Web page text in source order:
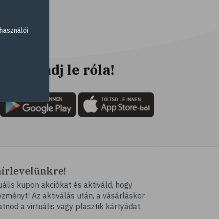
# kalória
# hányinger
# hányás
# utazási betegség
# pihenés
# kikapcsolódás
# Valentin-nap
Ne maradj le róla!
kupon akciókat és aktiváld, hogy
Az aktiválás után, a vásárláskor
a virtuális vagy plasztik kártyádat.